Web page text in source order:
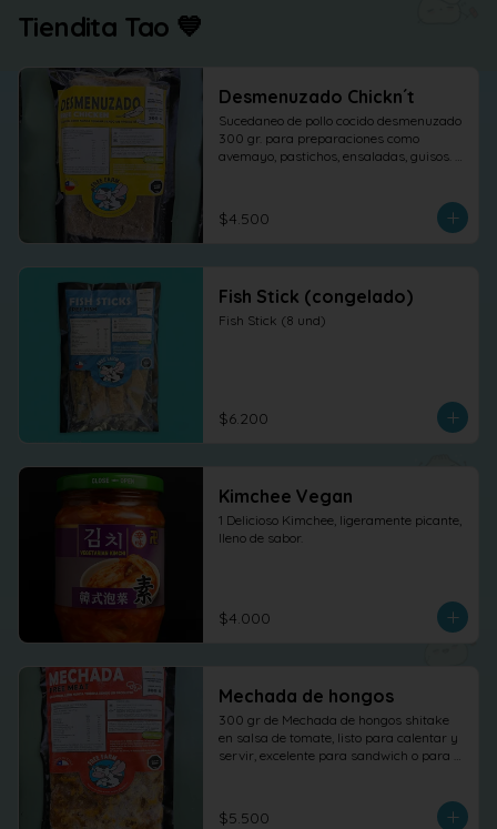
Tiendita Tao 💙
Desmenuzado Chickn´t
Sucedaneo de pollo cocido desmenuzado
300 gr. para preparaciones como
avemayo, pastichos, ensaladas, guisos.
$4.500
Fish Stick (congelado)
Fish Stick (8 und)
$6.200
Kimchee Vegan
1 Delicioso Kimchee, ligeramente picante,
lleno de sabor.
$4.000
Mechada de hongos
300 gr de Mechada de hongos shitake
en salsa de tomate, listo para calentar y
servir, excelente para sandwich o para
$5.500